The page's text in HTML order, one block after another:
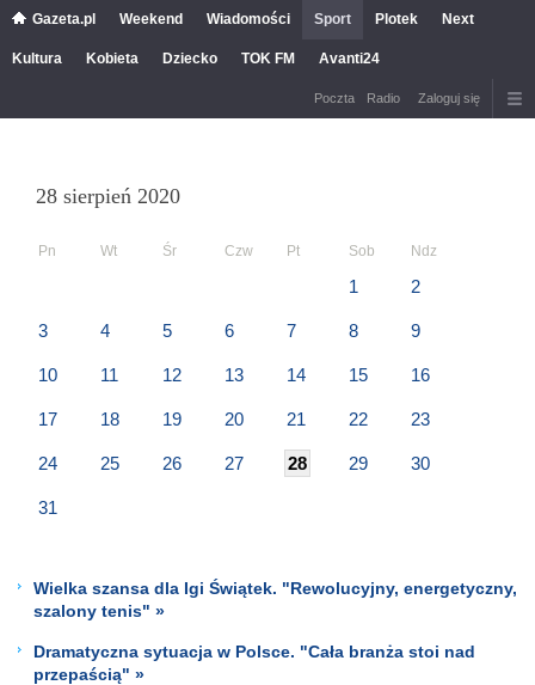
Gazeta.pl Weekend Wiadomości Sport Plotek Next
Kultura Kobieta Dziecko TOK FM Avanti24
Poczta Radio Zaloguj się
28 sierpień 2020
Pn Wt Śr Czw Pt Sob Ndz
1 2
3 4 5 6 7 8 9
10 11 12 13 14 15 16
17 18 19 20 21 22 23
24 25 26 27 28 29 30
31
Wielka szansa dla Igi Świątek. "Rewolucyjny, energetyczny,
szalony tenis" »
Dramatyczna sytuacja w Polsce. "Cała branża stoi nad
przepaścią" »